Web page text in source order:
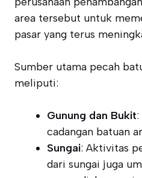
area tersebut untuk
pasar yang terus
Sumber utama pecah
meliputi:
Gunung dan Bukit
cadangan batuan
Sungai: Aktivitas
dari sungai juga